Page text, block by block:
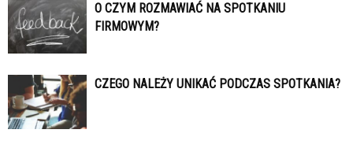
O CZYM ROZMAWIAĆ NA SPOTKANIU
FIRMOWYM?
CZEGO NALEŻY UNIKAĆ PODCZAS SPOTKANIA?